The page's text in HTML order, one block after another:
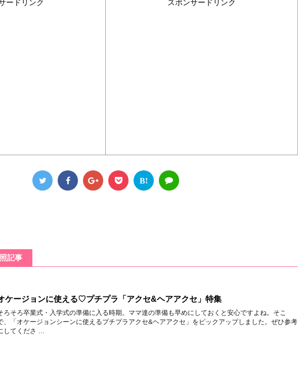
ードリンク スポンサードリンク
B!
記事
ケージョンに使える♡プチプラ「アクセ&ヘアアクセ」特集
ろそろ卒業式・入学式の準備に入る時期。ママ達の準備も早めにしておくと安心ですよね。そこ
、「オケージョンシーンに使えるプチプラアクセ&ヘアアクセ」をピックアップしました。ぜひ参考
してくださ ...